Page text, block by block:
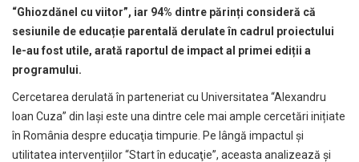
“Ghiozdănel cu viitor”, iar 94% dintre părinți consideră că
sesiunile de educație parentală derulate în cadrul proiectului
le-au fost utile, arată raportul de impactal primei ediții a
programului.
Cercetarea derulată în parteneriat cu Universitatea “Alexandru
Ioan Cuza” din Iași este una dintre cele mai ample cercetări inițiate
în România despre educaţia timpurie. Pe lângă impactul și
utilitatea intervențiilor “Start în educaţie”, aceasta analizează și